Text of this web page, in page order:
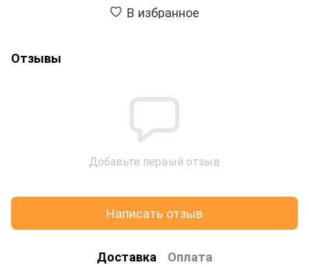
В избранное
Отзывы
Добавьте первый отзыв
Написать отзыв
Доставка Оплата